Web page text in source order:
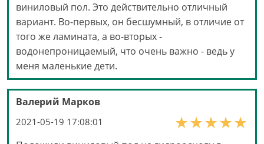
виниловый пол. Это действительно отличный
вариант. Во-первых, он бесшумный, в отличие от
того же ламината, а во-вторых -
водонепроницаемый, что очень важно - ведь у
меня маленькие дети.
Валерий Марков
2021-05-19 17:08:01